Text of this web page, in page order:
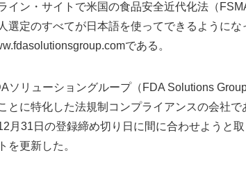
イン・サイトで米国の食品安全近代化法（
選定のすべてが日本語を使ってできるように
である。
ソリューショングループ（FDA Solutions
とに特化した法規制コンプライアンスの会社
月31日の登録締め切り日に間に合わせようと
を更新した。